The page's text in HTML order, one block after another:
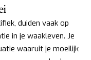
duiden vaak op
in je waakleven. Je
waaruit je moeilijk